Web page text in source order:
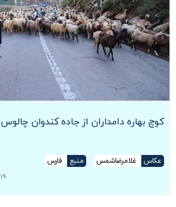
کوچ بهاره دامداران از جاده کندوان چالوس
عکاس غلامرضاشمس منبع
فارس
۱۹ خرداد ۱۴۰۵ ساعت ۲۲:۰۸:۰۰